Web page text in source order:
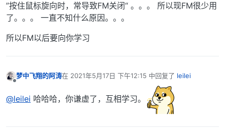
”按住鼠标旋向时，常导致FM关闭“ 。。。 所以现FM很少用
了。。。 一直不知什么原因。。。
所以FM以后要向你学习
梦中飞翔的阿涛在 2021年5月17日 下午12:15 中回复了 leilei
最后由 编辑
@leilei 哈哈哈，你谦虚了，互相学习。